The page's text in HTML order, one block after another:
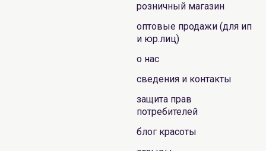
розничный магазин
оптовые продажи (для ип
и юр.лиц)
о нас
сведения и контакты
защита прав
потребителей
блог красоты